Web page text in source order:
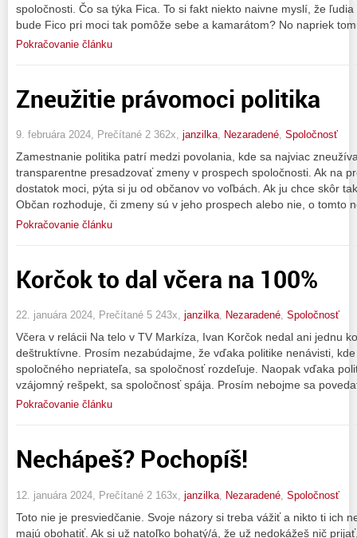
spoločnosti. Čo sa týka Fica. To si fakt niekto naivne myslí, že
bude Fico pri moci tak pomôže sebe a kamarátom? No napriek
Pokračovanie článku
Zneužitie právomoci politika
9. februára 2024, Prečítané 2 362x, janzilka, Nezaradené, Spoločnosť
Zamestnanie politika patrí medzi povolania, kde sa najviac
transparentne presadzovať zmeny v prospech spoločnosti. Ak na
dostatok moci, pýta si ju od občanov vo voľbách. Ak ju chce skôr
Občan rozhoduje, či zmeny sú v jeho prospech alebo nie, o tomto
Pokračovanie článku
Korčok to dal včera na 100%
22. januára 2024, Prečítané 5 243x, janzilka, Nezaradené, Spoločnosť
Včera v relácii Na telo v TV Markíza, Ivan Korčok nedal ani jednu
deštruktívne. Prosím nezabúdajme, že vďaka politike nenávisti,
spoločného nepriateľa, sa spoločnosť rozdeľuje. Naopak vďaka
vzájomný rešpekt, sa spoločnosť spája. Prosím nebojme sa
Pokračovanie článku
Nechápeš? Pochopíš!
12. januára 2024, Prečítané 2 163x, janzilka Nezaradené Spoločnosť
Toto nie je presviedčanie. Svoje názory si treba vážiť a nikto ti ich
majú obohatiť. Ak si už natoľko bohatý/á, že už nedokážeš nič